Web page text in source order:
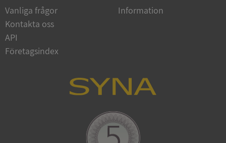
Vanliga frågor
Kontakta oss
API
Företagsindex
Information
CookieScriptConsent
www.google.com